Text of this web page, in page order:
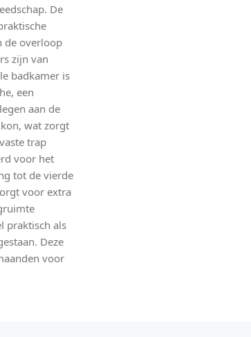
De
de overloop
zijn van
badkamer is
een
aan de
wat zorgt
trap
voor het
tot de vierde
voor extra
praktisch als
Deze
voor